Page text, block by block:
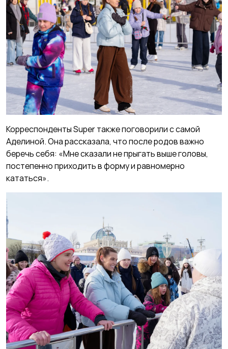
Корреспонденты Super также поговорили с самой
Аделиной. Она рассказала, что после родов важно
беречь себя: «Мне сказали не прыгать выше головы,
постепенно приходить в форму и равномерно
кататься».